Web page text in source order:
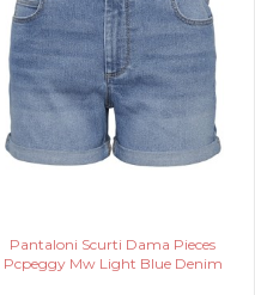
Pantaloni Scurti Dama Pieces
Pcpeggy Mw Light Blue Denim